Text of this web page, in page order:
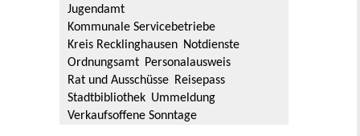
Jugendamt
Kommunale Servicebetriebe
Kreis Recklinghausen Notdienste
Ordnungsamt Personalausweis
Rat und Ausschüsse Reisepass
Stadtbibliothek Ummeldung
Verkaufsoffene Sonntage